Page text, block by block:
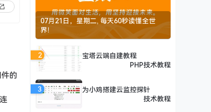
的
07月21日，星期二, 每天60秒读懂全世
界！
2
宝塔云端自建教程
PHP技术教程
3
为小鸡搭建云监控探针
技术教程